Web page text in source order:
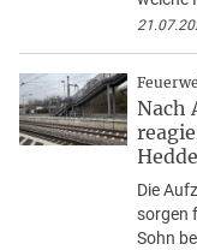
Nach
Die
sorgen
Sohn